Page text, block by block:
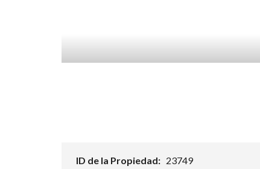
ID de la Propiedad: 23749